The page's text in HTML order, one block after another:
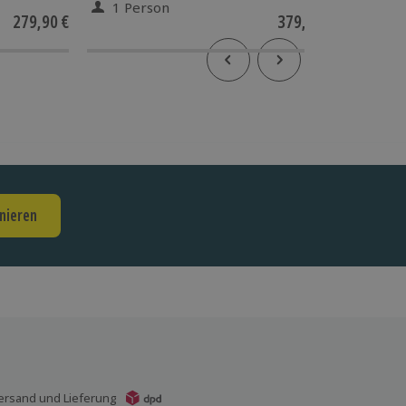
279,90 €
1 Person
379,90 €
und Lieferung